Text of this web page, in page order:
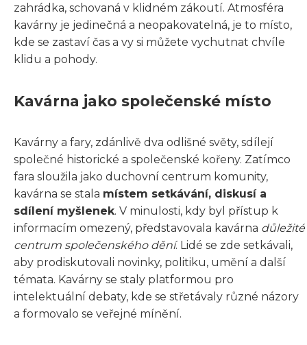
zahrádka, schovaná v klidném zákoutí. Atmosféra
kavárny je jedinečná a neopakovatelná, je to místo,
kde se zastaví čas a vy si můžete vychutnat chvíle
klidu a pohody.
Kavárna jako společenské místo
Kavárny a fary, zdánlivě dva odlišné světy, sdílejí
společné historické a společenské kořeny. Zatímco
fara sloužila jako duchovní centrum komunity,
kavárna se stala místem setkávání, diskusí a
sdílení myšlenek. V minulosti, kdy byl přístup k
informacím omezený, představovala kavárna důležité
centrum společenského dění. Lidé se zde setkávali,
aby prodiskutovali novinky, politiku, umění a další
témata. Kavárny se staly platformou pro
intelektuální debaty, kde se střetávaly různé názory
a formovalo se veřejné mínění.